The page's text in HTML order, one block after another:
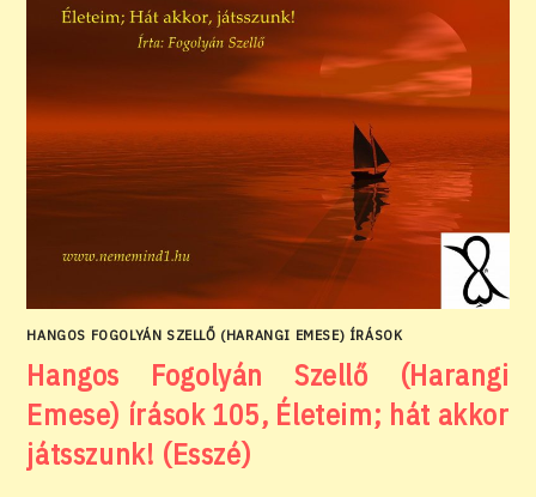
HANGOS FOGOLYÁN SZELLŐ (HARANGI EMESE) ÍRÁSOK
Hangos Fogolyán Szellő (Harangi
Emese) írások 105, Életeim; hát akkor
játsszunk! (Esszé)